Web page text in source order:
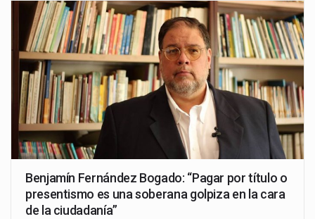
Benjamín Fernández Bogado: “Pagar por título o
presentismo es una soberana golpiza en la cara
de la ciudadanía”